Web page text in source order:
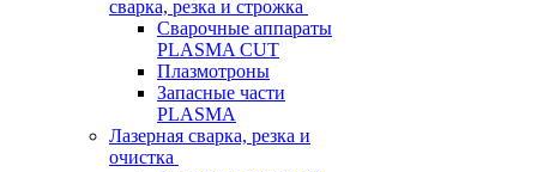
сварка, резка и строжка
Сварочные аппараты
PLASMA CUT
Плазмотроны
Запасные части
PLASMA
Лазерная сварка, резка и
очистка